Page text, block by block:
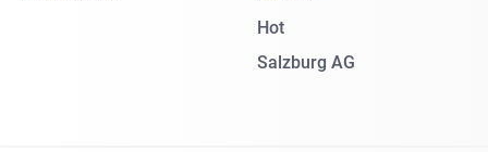
Hot
Salzburg AG